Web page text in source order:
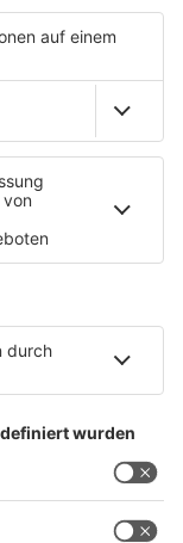
besser ab!